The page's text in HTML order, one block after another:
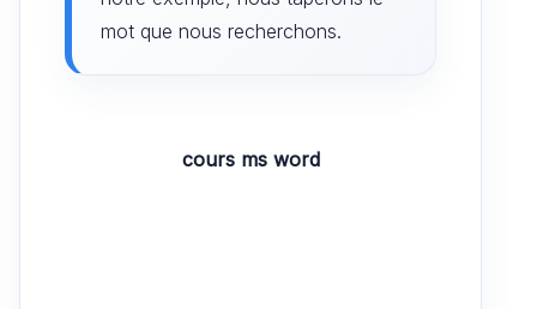
mot que nous recherchons.
cours ms word